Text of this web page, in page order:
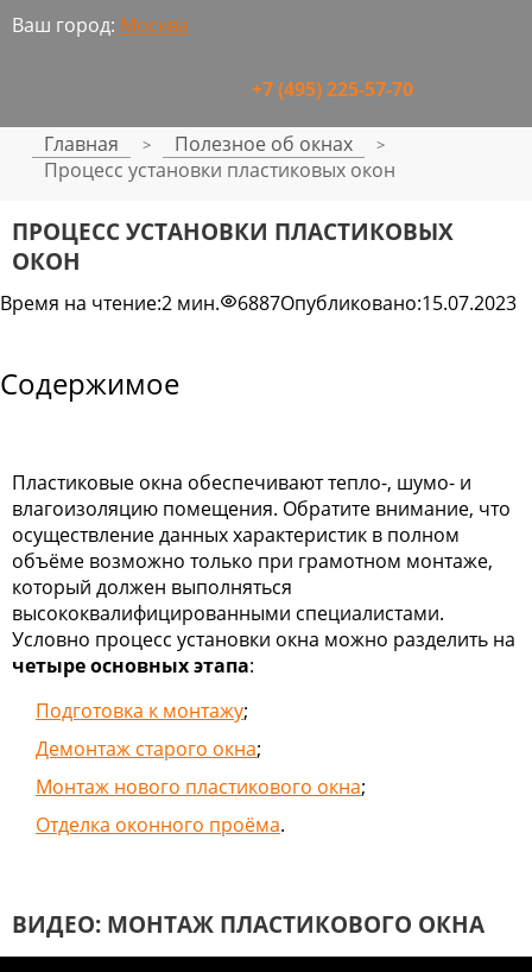
Ваш город: Москва
+7 (495) 225-57-70
Главная > Полезное об окнах >
Процесс установки пластиковых окон
ПРОЦЕСС УСТАНОВКИ ПЛАСТИКОВЫХ
ОКОН
Время на чтение:2 мин. 6887Опубликовано:15.07.2023
Содержимое
Пластиковые окна обеспечивают тепло-, шумо- и
влагоизоляцию помещения. Обратите внимание, что
осуществление данных характеристик в полном
объёме возможно только при грамотном монтаже,
который должен выполняться
высококвалифицированными специалистами.
Условно процесс установки окна можно разделить на
четыре основных этапа:
Подготовка к монтажу;
Демонтаж старого окна;
Монтаж нового пластикового окна;
Отделка оконного проёма.
ВИДЕО: МОНТАЖ ПЛАСТИКОВОГО ОКНА